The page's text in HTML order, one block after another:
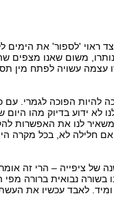
ראוי 'לספור' את
משום שאנו מצפים
עצמה עשויה לפתח מין
הפוכה לגמרי. עם
ידוע בדיוק מהו היום
משאיר לנו את האפשרות
אם חלילה לא, בכל מקרה
של ציפייה – הרי זה
נבואית ברורה מפי
לאבד עכשיו את